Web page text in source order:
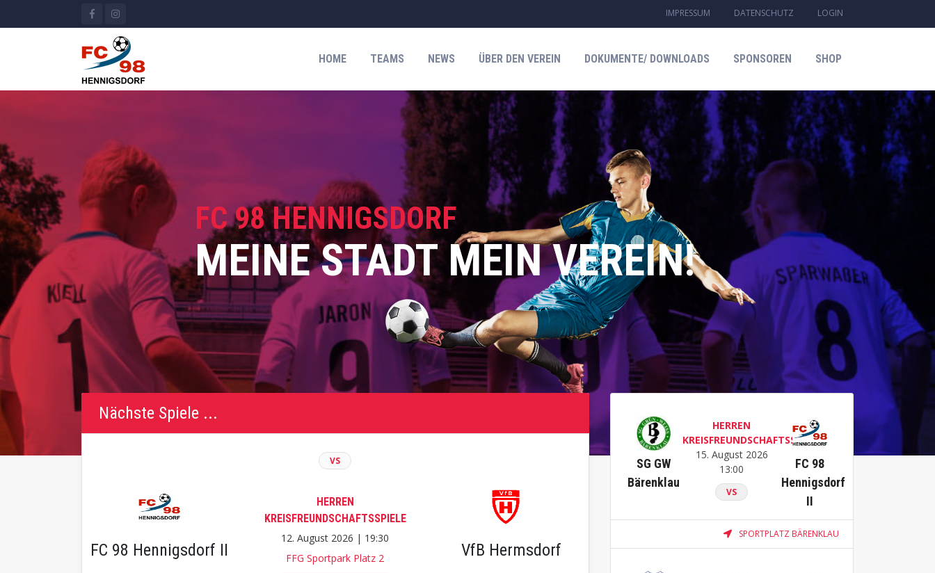
IMPRESSUM DATENSCHUTZ LOGIN
HOME TEAMS NEWS ÜBER DEN VEREIN DOKUMENTE/ DOWNLOADS SPONSOREN SHOP
FC 98 HENNIGSDORF
MEINE STADT MEIN VEREIN!
Nächste Spiele ...
FC 98 Hennigsdorf II
VS
HERREN
KREISFREUNDSCHAFTSSPIELE
12. August 2026 | 19:30
FFG Sportpark Platz 2
VfB Hermsdorf
SG GW
Bärenklau
HERREN
KREISFREUNDSCHAFTSSPIELE
15. August 2026
13:00
VS
FC 98
Hennigsdorf
II
SPORTPLATZ BÄRENKLAU